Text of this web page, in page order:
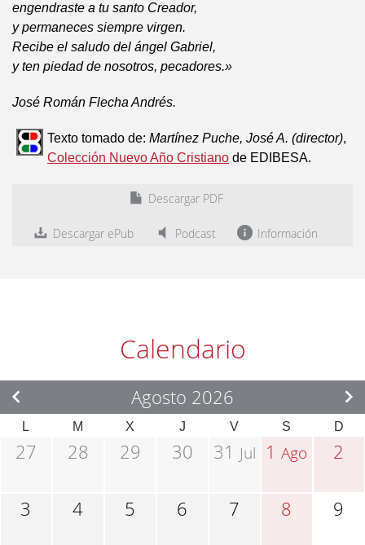
engendraste a tu santo Creador,
y permaneces siempre virgen.
Recibe el saludo del ángel Gabriel,
y ten piedad de nosotros, pecadores.»
José Román Flecha Andrés.
Texto tomado de: Martínez Puche, José A. (director),
Colección Nuevo Año Cristiano de EDIBESA.
Descargar PDF
Descargar ePub Podcast Información
Calendario
Agosto 2026
L M X J V S D
27 28 29 30 31 Jul 1Ago 2
3 4 5 6 7 8 9